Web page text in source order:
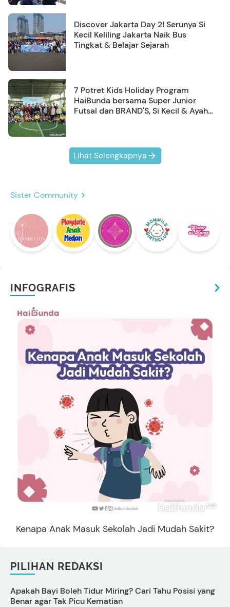
Discover Jakarta Day 2! Serunya Si
Kecil Keliling Jakarta Naik Bus
Tingkat & Belajar Sejarah
7 Potret Kids Holiday Program
HaiBunda bersama Super Junior
Futsal dan BRAND'S, Si Kecil & Ayah
Lihat Selengkapnya
Sister Community
INFOGRAFIS
Kenapa Anak Masuk Sekolah Jadi Mudah Sakit?
PILIHAN REDAKSI
Apakah Bayi Boleh Tidur Miring? Cari Tahu Posisi yang
Benar agar Tak Picu Kematian